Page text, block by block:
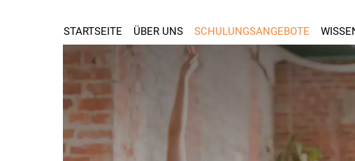
STARTSEITE ÜBER UNS SCHULUNGSANGEBOTE